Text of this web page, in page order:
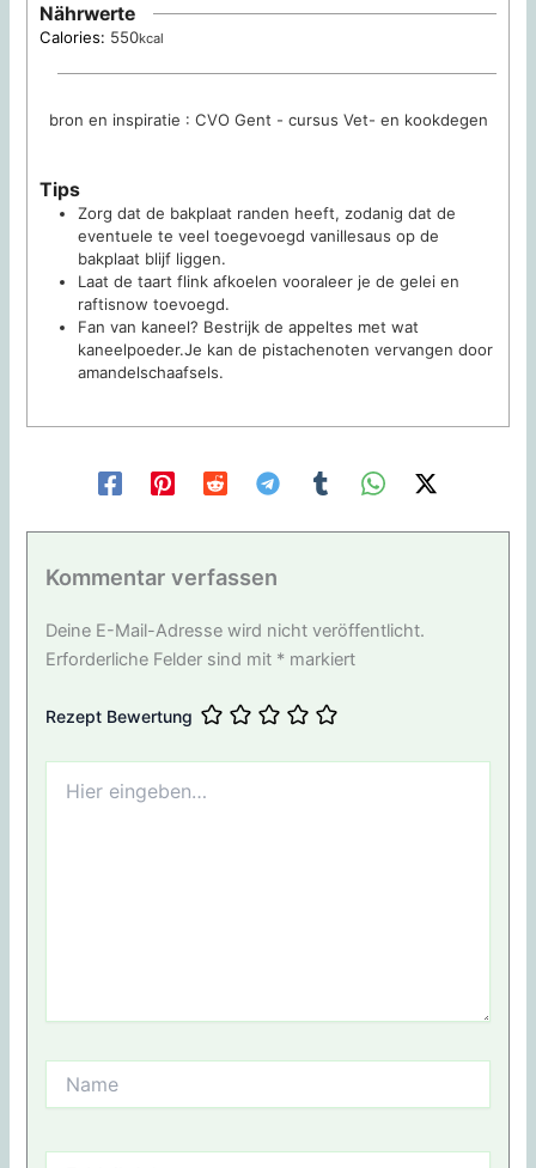
Nährwerte
Calories: 550kcal
bron en inspiratie : CVO Gent - cursus Vet- en kookdegen
Tips
Zorg dat de bakplaat randen heeft, zodanig dat de
eventuele te veel toegevoegd vanillesaus op de
bakplaat blijf liggen.
Laat de taart flink afkoelen vooraleer je de gelei en
raftisnow toevoegd.
Fan van kaneel? Bestrijk de appeltes met wat
kaneelpoeder.Je kan de pistachenoten vervangen door
amandelschaafsels.
Kommentar verfassen
Deine E-Mail-Adresse wird nicht veröffentlicht.
Erforderliche Felder sind mit * markiert
Rezept Bewertung
eingeben…